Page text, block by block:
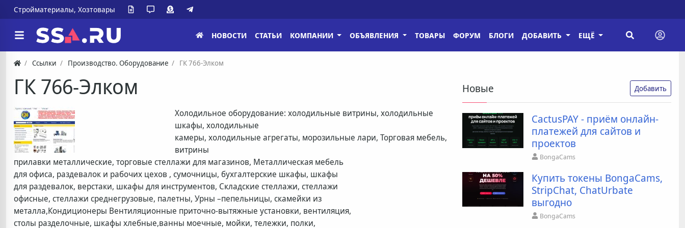
Стройматериалы, Хозтовары
НОВОСТИ СТАТЬИ КОМПАНИИ ОБЪЯВЛЕНИЯ ТОВАРЫ ФОРУМ БЛОГИ ДОБАВИТЬ ЕЩЁ
Ссылки Производство. Оборудование ГК 766-Элком
ГК 766-Элком
Холодильное оборудование: холодильные витрины, холодильные
шкафы, холодильные
камеры, холодильные агрегаты, морозильные лари, Торговая мебель,
витрины
прилавки металлические, торговые стеллажи для магазинов, Металлическая мебель
для офиса, раздевалок и рабочих цехов , сумочницы, бухгалтерские шкафы, шкафы
для раздевалок, верстаки, шкафы для инструментов, Складские стеллажи, стеллажи
офисные, стеллажи среднегрузовые, палетны, Урны –пепельницы, скамейки из
металла,Кондиционеры Вентиляционные приточно-вытяжные установки, вентиляция,
столы разделочные, шкафы хлебные,ванны моечные, мойки, тележки, полки,
Новые Добавить
CactusPAY - приём онлайн-
платежей для сайтов и
проектов
BongaCams
Купить токены BongaCams,
StripChat, ChatUrbate
выгодно
BongaCams